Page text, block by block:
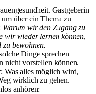
Gastgeberin
über ein Thema zu
Warum wir den Zugang zu
wir wieder lernen können,
bewohnen.
Dinge sprechen
nicht vorstellen können.
Was alles möglich wird,
wirklich zu gehen.
anhören: